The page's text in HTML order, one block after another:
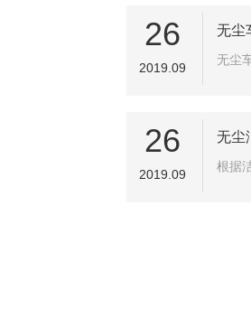
26
2019.09
无尘
无尘
26
2019.09
无尘
根据